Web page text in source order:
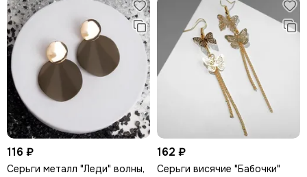
116 ₽
Серьги металл "Леди" волны,
162 ₽
Серьги висячие "Бабочки"